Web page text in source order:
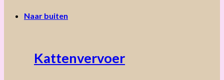
Naar buiten
Kattenvervoer